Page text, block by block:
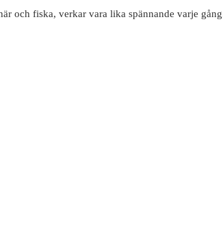
och fiska, verkar vara lika spännande varje